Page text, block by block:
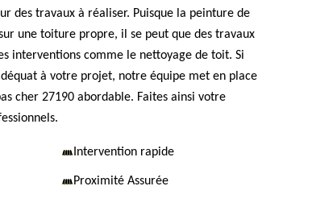
des travaux à réaliser. Puisque la peinture de
une toiture propre, il se peut que des travaux
interventions comme le nettoyage de toit. Si
à votre projet, notre équipe met en place
cher 27190 abordable. Faites ainsi votre
Intervention rapide
Proximité Assurée